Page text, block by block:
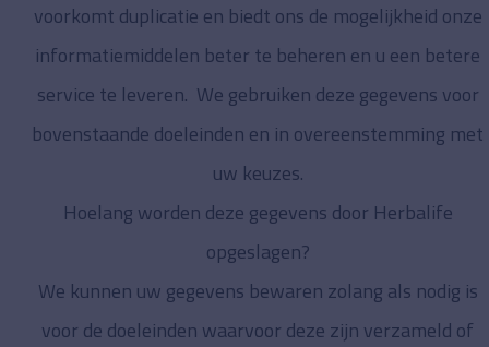
voorkomt duplicatie en biedt ons de mogelijkheid onze
informatiemiddelen beter te beheren en u een betere
service te leveren. We gebruiken deze gegevens voor
bovenstaande doeleinden en in overeenstemming met
uw keuzes.
Hoelang worden deze gegevens door Herbalife
opgeslagen?
We kunnen uw gegevens bewaren zolang als nodig is
voor de doeleinden waarvoor deze zijn verzameld of